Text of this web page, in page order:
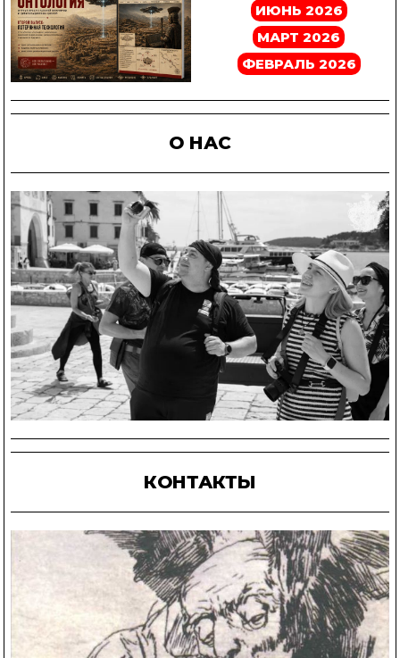
ИЮНЬ 2026
МАРТ 2026
ФЕВРАЛЬ 2026
О НАС
КОНТАКТЫ